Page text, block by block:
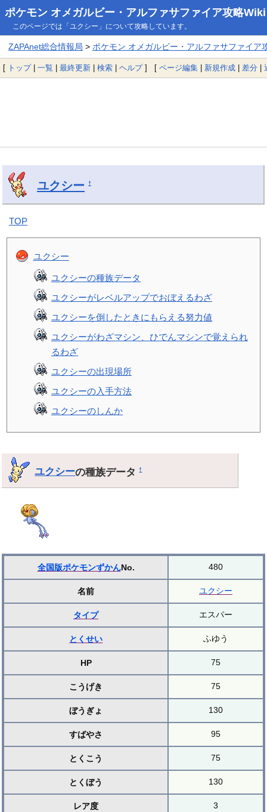
ポケモン オメガルビー・アルファサファイア攻略Wiki
このページでは「ユクシー」について攻略しています。
ZAPAnet総合情報局 > ポケモン オメガルビー・アルファサファイア
[ トップ| 一覧 | 最終更新 | 検索 | ヘルプ] [ ページ編集 | 新規作成 | 差分 |
ユクシー †
TOP
ユクシー
ユクシーの種族データ
ユクシーがレベルアップでおぼえるわざ
ユクシーを倒したときにもらえる努力値
ユクシーがわざマシン、ひでんマシンで覚えられ
るわざ
ユクシーの出現場所
ユクシーの入手方法
ユクシーのしんか
ユクシーの種族データ†
全国版ポケモンずかんNo. 480
名前 ユクシー
タイプ エスパー
とくせい ふゆう
HP 75
こうげき 75
ぼうぎょ 130
すばやさ 95
とくこう 75
とくぼう 130
レア度 3